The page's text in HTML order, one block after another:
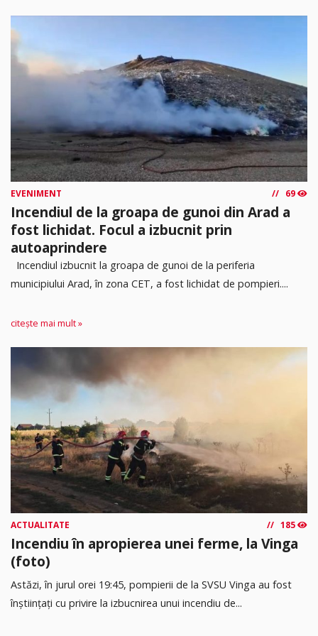
EVENIMENT 69
Incendiul de la groapa de gunoi din Arad a
fost lichidat. Focul a izbucnit prin
autoaprindere
Incendiul izbucnit la groapa de gunoi de la periferia
municipiului Arad, în zona CET, a fost lichidat de pompieri....
citește mai mult »
ACTUALITATE 185
Incendiu în apropierea unei ferme, la Vinga
(foto)
Astăzi, în jurul orei 19:45, pompierii de la SVSU Vinga au fost
înștiințați cu privire la izbucnirea unui incendiu de...